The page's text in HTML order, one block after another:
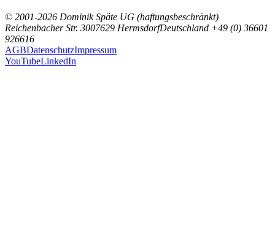
© 2001-2026 Dominik Späte UG (haftungsbeschränkt)
Reichenbacher Str. 3007629 HermsdorfDeutschland +49 (0) 36601
926616
AGBDatenschutzImpressum
YouTubeLinkedIn